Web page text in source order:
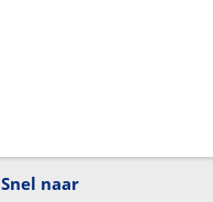
Snel naar